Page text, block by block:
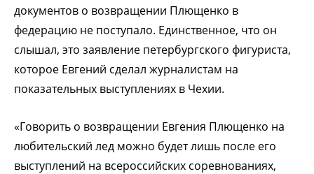
документов о возвращении Плющенко в
федерацию не поступало. Единственное, что он
слышал, это заявление петербургского фигуриста,
которое Евгений сделал журналистам на
показательных выступлениях в Чехии.
«Говорить о возвращении Евгения Плющенко на
любительский лед можно будет лишь после его
выступлений на всероссийских соревнованиях,